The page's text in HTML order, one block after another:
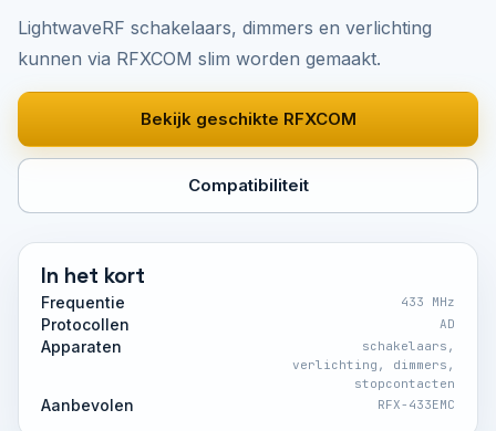
LightwaveRF schakelaars, dimmers en verlichting
kunnen via RFXCOM slim worden gemaakt.
Bekijk geschikte RFXCOM
Compatibiliteit
In het kort
Frequentie 433 MHz
Protocollen AD
Apparaten
schakelaars,
verlichting, dimmers,
stopcontacten
Aanbevolen RFX-433EMC